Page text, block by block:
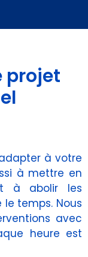
projet
à votre
à mettre en
à abolir les
temps. Nous
avec
heure est